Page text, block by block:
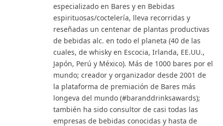
especializado en Bares y en Bebidas
espirituosas/coctelería, lleva recorridas y
reseñadas un centenar de plantas productivas
de bebidas alc. en todo el planeta (40 de las
cuales, de whisky en Escocia, Irlanda, EE.UU.,
Japón, Perú y México). Más de 1000 bares por el
mundo; creador y organizador desde 2001 de
la plataforma de premiación de Bares más
longeva del mundo (#baranddrinksawards);
también ha sido consultor de casi todas las
empresas de bebidas conocidas y hasta de